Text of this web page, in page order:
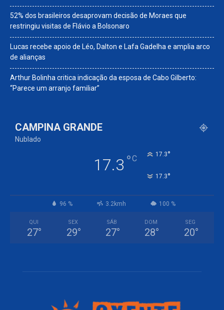
52% dos brasileiros desaprovam decisão de Moraes que
restringiu visitas de Flávio a Bolsonaro
Lucas recebe apoio de Léo, Dalton e Lafa Gadelha e amplia arco
de alianças
Arthur Bolinha critica indicação da esposa de Cabo Gilberto:
“Parece um arranjo familiar”
CAMPINA GRANDE
Nublado
17.3 °C 17.3°
17.3°
96 % 3.2kmh 100 %
QUI
27°
SEX
29°
SÁB
27°
DOM
28°
SEG
20°